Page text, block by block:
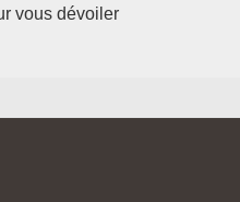
vous dévoiler